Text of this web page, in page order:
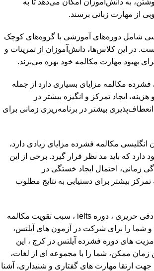
به دانش‌آموزان امکان می‌دهد تا به
از مهارت زبانی برسند.
شامل دوره‌های آموزشی با گروه‌های کوچک
در این کلاس‌ها، دانش‌آموزان از تمرینات و
بهبود مهارت مکالمه خود بهره می‌برند.
مکالمه مزایای بسیاری دارد از جمله
ایجاد تمرکز و انگیزه بیشتر در
بیشتر در برنامه‌ریزی زمانی برای
مکالمه فشرده مزایای زیادی دارد،
دارد که باید مد نظر قرار گیرد. برخی از این
زمانی، احتمال ایجاد خستگی در
تمرکز بیشتر برای دستیابی به نتایج مطلوب
حریری ، دوره ielts
، سبب تقویت مکالمه
را برای شرکت در آزمون های آیلتس،
مزیت های دوره فشرده آیلتس در کرج ، این
زمان ممکن، شما را با مجموعه ای از لغات،
ارتقا مهارت های گفتاری و شنیداری، آشنا